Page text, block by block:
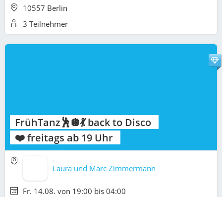
10557 Berlin
3 Teilnehmer
FrühTanz🕺🪩💃 back to Disco
❤️ freitags ab 19 Uhr
Laura und Marc Zimmermann
Fr. 14.08. von 19:00 bis 04:00